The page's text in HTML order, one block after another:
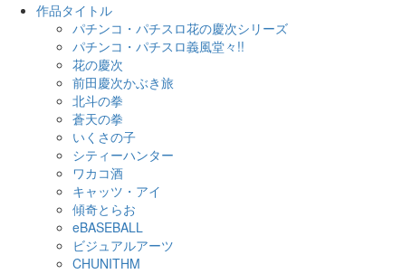
作品タイトル
パチンコ・パチスロ花の慶次シリーズ
パチンコ・パチスロ義風堂々!!
花の慶次
前田慶次かぶき旅
北斗の拳
蒼天の拳
いくさの子
シティーハンター
ワカコ酒
キャッツ・アイ
傾奇とらお
eBASEBALL
ビジュアルアーツ
CHUNITHM